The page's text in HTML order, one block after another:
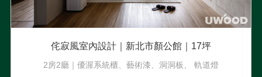
侘寂風室內設計｜新北市顏公館｜17坪
2房2廳｜優渥系統櫃、藝術漆、洞洞板、 軌道燈